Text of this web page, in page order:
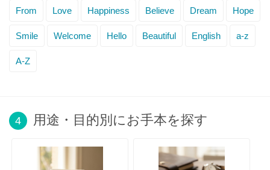
From Love Happiness Believe Dream Hope
Smile Welcome Hello Beautiful English a-z
A-Z
4 用途・目的別にお手本を探す